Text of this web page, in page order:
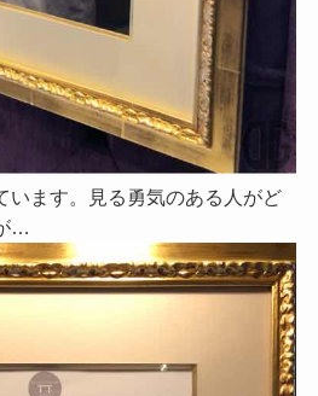
います。見る勇気のある人がど
…